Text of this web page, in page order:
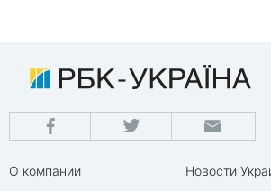
О компании
Новости